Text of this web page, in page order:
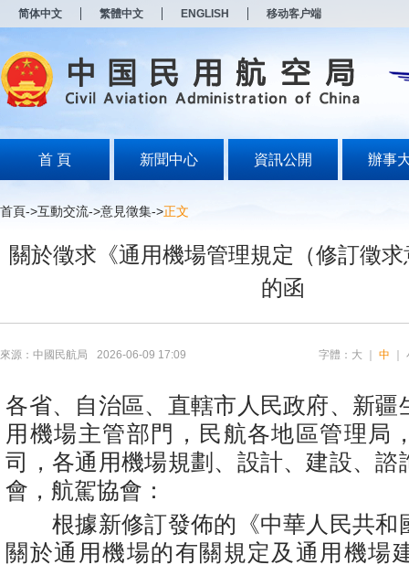
简体中文 繁體中文 ENGLISH 移动客户端
首 頁 新聞中心 資訊公開 辦事
首頁->互動交流->意見徵集->正文
關於徵求《通用機場管理規定（修訂徵
的函
來源：中國民航局 2026-06-09 17:09 字體： 大 中
各省、自治區、直轄市人民政府、新疆
用機場主管部門，民航各地區管理局
司，各通用機場規劃、設計、建設、諮
會，航駕協會：
根據新修訂發佈的《中華人民共和
關於通用機場的有關規定及通用機場
打
开
无
障
说
按
Alt
波
浪
盲